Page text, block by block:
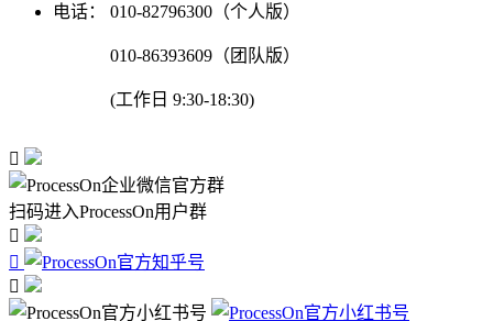
电话：
010-82796300（个人版）
010-86393609（团队版）
(工作日 9:30-18:30)

扫码进入ProcessOn用户群


